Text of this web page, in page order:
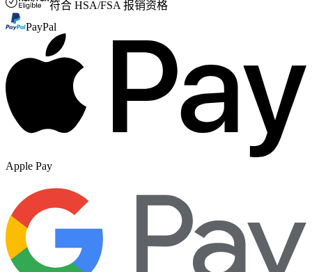
符合 HSA/FSA 报销资格
PayPal
Apple Pay